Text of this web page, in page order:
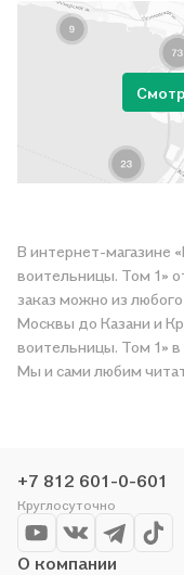
В интернет-магазине
воительницы. Том 1»
заказ можно из
Москвы до Казани и
воительницы. Том 1» в
Мы и сами любим
+7 812 601-0-601
Круглосуточно
О компании